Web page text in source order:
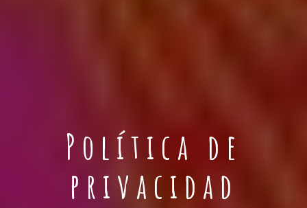
Política de
privacidad